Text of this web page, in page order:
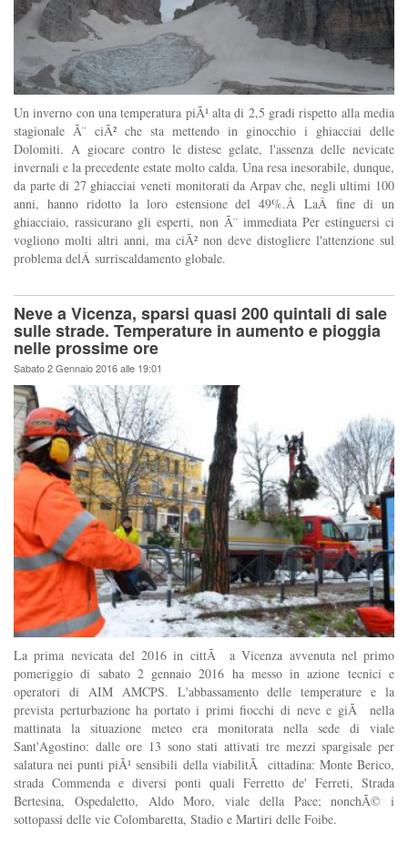
Un inverno con una temperatura piÃ¹ alta di 2,5 gradi rispetto alla media
stagionale Ã¨ ciÃ² che sta mettendo in ginocchio i ghiacciai delle
Dolomiti. A giocare contro le distese gelate, l'assenza delle nevicate
invernali e la precedente estate molto calda. Una resa inesorabile, dunque,
da parte di 27 ghiacciai veneti monitorati da Arpav che, negli ultimi 100
anni, hanno ridotto la loro estensione del 49%.Â LaÂ fine di un
ghiacciaio, rassicurano gli esperti, non Ã¨ immediata Per estinguersi ci
vogliono molti altri anni, ma ciÃ² non deve distogliere l'attenzione sul
problema delÂ surriscaldamento globale.
Neve a Vicenza, sparsi quasi 200 quintali di sale
sulle strade. Temperature in aumento e pioggia
nelle prossime ore
Sabato 2 Gennaio 2016 alle 19:01
La prima nevicata del 2016 in cittÃ a Vicenza avvenuta nel primo
pomeriggio di sabato 2 gennaio 2016 ha messo in azione tecnici e
operatori di AIM AMCPS. L'abbassamento delle temperature e la
prevista perturbazione ha portato i primi fiocchi di neve e giÃ nella
mattinata la situazione meteo era monitorata nella sede di viale
Sant'Agostino: dalle ore 13 sono stati attivati tre mezzi spargisale per
salatura nei punti piÃ¹ sensibili della viabilitÃ cittadina: Monte Berico,
strada Commenda e diversi ponti quali Ferretto de' Ferreti, Strada
Bertesina, Ospedaletto, Aldo Moro, viale della Pace; nonchÃ© i
sottopassi delle vie Colombaretta, Stadio e Martiri delle Foibe.